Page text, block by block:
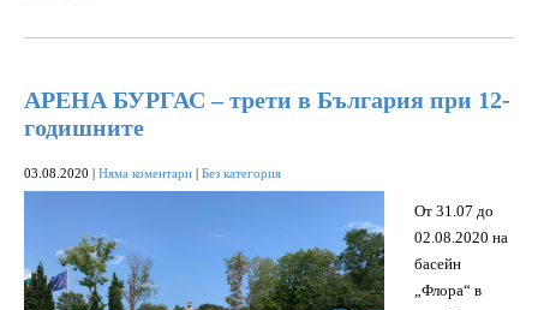
АРЕНА БУРГАС – трети в България при 12-
годишните
03.08.2020 | Няма коментари | Без категория
От 31.07 до
02.08.2020 на
басейн
„Флора“ в